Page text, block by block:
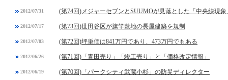
2012/07/31 (第74回)メジャーセブンとSUUMOが見落とした「中央線現象
2012/07/17 (第73回)世田谷区が旗竿敷地の長屋建築を規制
2012/07/03 (第72回)坪単価は841万円であり、473万円でもある
2012/06/26 (第71回)「青田売り」「竣工売り」と「価格改定情報」
2012/06/19 (第70回)「パークシティ武蔵小杉」の防災ディレクター